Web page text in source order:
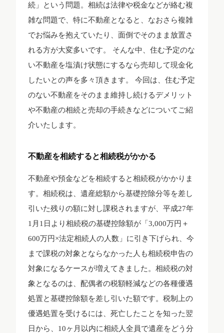
続」という問題。相続は法律や税金などが絡む複
雑な問題で、特に不動産となると、なおさら複雑
でお悩みを抱えていたり、面倒でそのまま放置さ
れる方が大変多いです。 そんな中、住む予定のな
い不動産を塩漬け状態にするなら売却して現金化
したいとの声を多々頂きます。 今回は、住む予定
のない不動産をそのまま維持し続けるデメリット
や不動産の相続と売却の手続きなどについてご紹
介いたします。
不動産を相続すると相続税がかかる
不動産や預金などを相続すると相続税がかかりま
す。相続税は、遺産総額から基礎控除分等を差し
引いた残りの額に対し課税されますが、平成27年
1月1日より相続税の基礎控除額が「3,000万円＋
600万円×法定相続人の人数」に引き下げられ、今
まで課税の対象とならなかった人も相続税申告の
対象になるケースが増えてきました。相続税の対
象となるのは、配偶者の税額軽減などの各種優遇
処置と基礎控除額を差し引いた額です。税制上の
優遇処置を受けるには、死亡したことを知った翌
日から、10ヶ月以内に相続人全員で遺産をどう分